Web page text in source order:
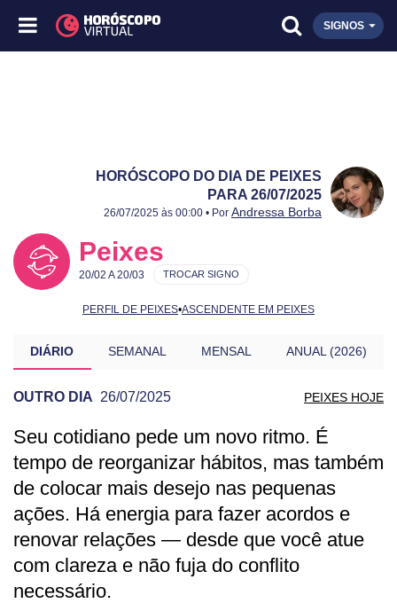
SIGNOS
HORÓSCOPO DO DIA DE PEIXES
PARA 26/07/2025
Publicado:
26/07/2025
Atualizado:
26/07/2025
26/07/2025 às 00:00 • Por Andressa Borba
Peixes
20/02 A 20/03
PERFIL DE PEIXES•ASCENDENTE EM PEIXES
TROCAR SIGNO
DIÁRIO SEMANAL MENSAL ANUAL (2026)
OUTRO DIA 26/07/2025 PEIXES HOJE
PREVISÃO DE PEIXES PARA OUTRO DIA
Seu cotidiano pede um novo ritmo. É
tempo de reorganizar hábitos, mas também
de colocar mais desejo nas pequenas
ações. Há energia para fazer acordos e
renovar relações — desde que você atue
com clareza e não fuja do conflito
necessário.